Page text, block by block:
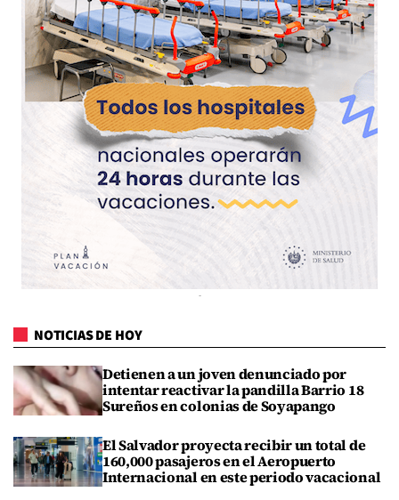
NOTICIAS DE HOY
Detienen a un joven denunciado por
intentar reactivar la pandilla Barrio 18
Sureños en colonias de Soyapango
El Salvador proyecta recibir un total de
160,000 pasajeros en el Aeropuerto
Internacional en este periodo vacacional